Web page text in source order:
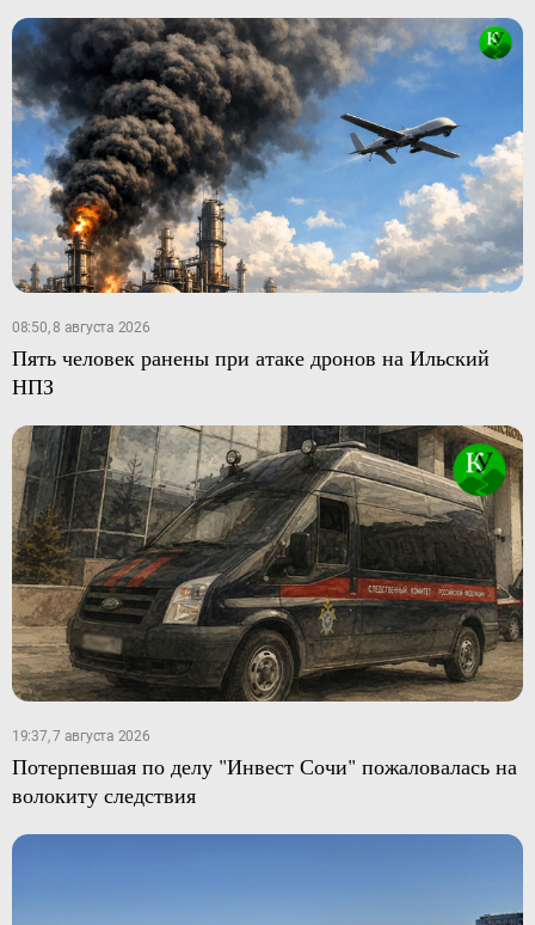
08:50, 8 августа 2026
Пять человек ранены при атаке дронов на Ильский
НПЗ
19:37, 7 августа 2026
Потерпевшая по делу "Инвест Сочи" пожаловалась на
волокиту следствия